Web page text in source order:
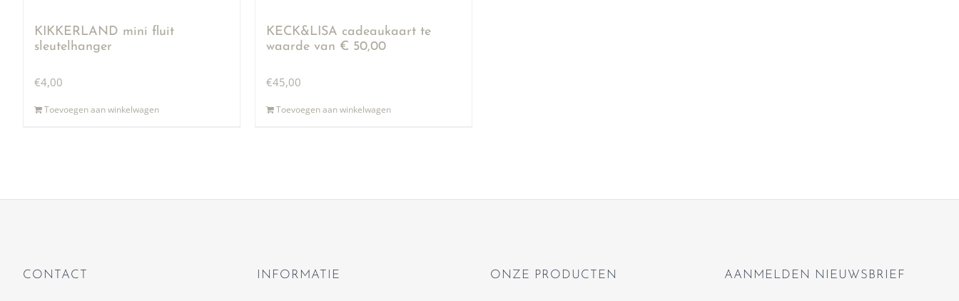
KIKKERLAND mini fluit
sleutelhanger
€4,00
Toevoegen aan winkelwagen
KECK&LISA cadeaukaart te
waarde van € 50,00
€45,00
Toevoegen aan winkelwagen
CONTACT INFORMATIE ONZE PRODUCTEN AANMELDEN NIEUWSBRIEF